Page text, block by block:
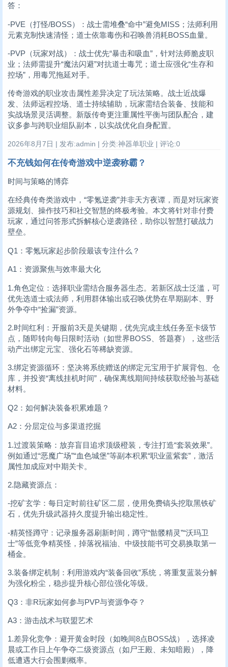
答：
-PVE（打怪/BOSS）：战士需堆叠“命中”避免MISS；法师利用
元素克制快速清怪；道士依靠毒伤和召唤兽消耗BOSS血量。
-PVP（玩家对战）：战士优先“暴击和吸血”，针对法师脆皮职
业；法师需提升“魔法闪避”对抗道士毒咒；道士应强化“生存和
控场”，用毒咒拖延对手。
传奇游戏的职业攻击属性差异决定了玩法策略。战士近战爆
发、法师远程控场、道士持续辅助，玩家需结合装备、技能和
实战场景灵活调整。新版传奇更注重属性平衡与团队配合，建
议多参与跨职业组队副本，以实战优化自身配置。
2026年8月7日 | 发布:admin | 分类:神器单职业 | 评论:0
不充钱如何在传奇游戏中逆袭称霸？
时间与策略的博弈
在经典传奇类游戏中，“零氪逆袭”并非天方夜谭，而是对玩家资
源规划、操作技巧和社交智慧的终极考验。本文将针对非付费
玩家，通过问答形式拆解核心逆袭路径，助你以智慧打破战力
壁垒。
Q1：零氪玩家起步阶段最该专注什么？
A1：资源聚焦与效率最大化
1.角色定位：选择职业需结合服务器生态。若新区战士泛滥，可
优先选道士或法师，利用群体输出或召唤优势在早期副本、野
外争夺中“捡漏”资源。
2.时间红利：开服前3天是关键期，优先完成主线任务至卡级节
点，随即转向每日限时活动（如世界BOSS、答题赛），这些活
动产出绑定元宝、强化石等稀缺资源。
3.绑定资源循环：坚决将系统赠送的绑定元宝用于扩展背包、仓
库，并投资“离线挂机时间”，确保离线期间持续获取经验与基础
材料。
Q2：如何解决装备积累难题？
A2：分层定位与多渠道挖掘
1.过渡装策略：放弃盲目追求顶级橙装，专注打造“套装效果”。
例如通过“恶魔广场”“血色城堡”等副本积累“职业蓝紫套”，激活
属性加成应对中期关卡。
2.隐藏资源点：
-挖矿玄学：每日定时前往矿区二层，使用免费镐头挖取黑铁矿
石，优先升级武器持久度提升输出稳定性。
-精英怪蹲守：记录服务器刷新时间，蹲守“骷髅精灵”“沃玛卫
士”等低竞争精英怪，掉落祝福油、中级技能书可交易换取第一
桶金。
3.装备绑定机制：利用游戏内“装备回收”系统，将重复蓝装分解
为强化粉尘，稳步提升核心部位强化等级。
Q3：非R玩家如何参与PVP与资源争夺？
A3：游击战术与联盟艺术
1.差异化竞争：避开黄金时段（如晚间8点BOSS战），选择凌
晨或工作日上午争夺二级资源点（如尸王殿、未知暗殿），降
低遭遇大行会围剿概率。